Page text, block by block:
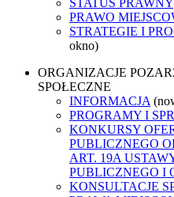
STATUS PRAWNY
PRAWO
STRATEGIE I
okno)
ORGANIZACJE
SPOŁECZNE
INFORMACJA
PROGRAMY I
KONKURSY
PUBLICZNEGO
ART. 19A
PUBLICZNEGO I
KONSULTACJE